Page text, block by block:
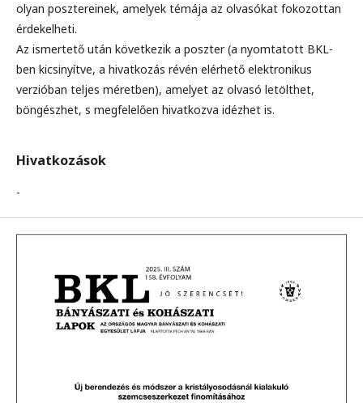
olyan posztereinek, amelyek témája az olvasókat fokozottan
érdekelheti.
Az ismertető után következik a poszter (a nyomtatott BKL-
ben kicsinyítve, a hivatkozás révén elérhető elektronikus
verzióban teljes méretben), amelyet az olvasó letölthet,
böngészhet, s megfelelően hivatkozva idézhet is.
Hivatkozások
-